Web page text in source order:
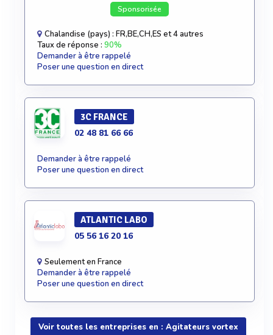
Sponsorisée
Chalandise (pays) : FR,BE,CH,ES et 4 autres
Taux de réponse : 90%
Demander à être rappelé
Poser une question en direct
3C FRANCE
02 48 81 66 66
Demander à être rappelé
Poser une question en direct
ATLANTIC LABO
05 56 16 20 16
Seulement en France
Demander à être rappelé
Poser une question en direct
Voir toutes les entreprises en : Agitateurs vortex